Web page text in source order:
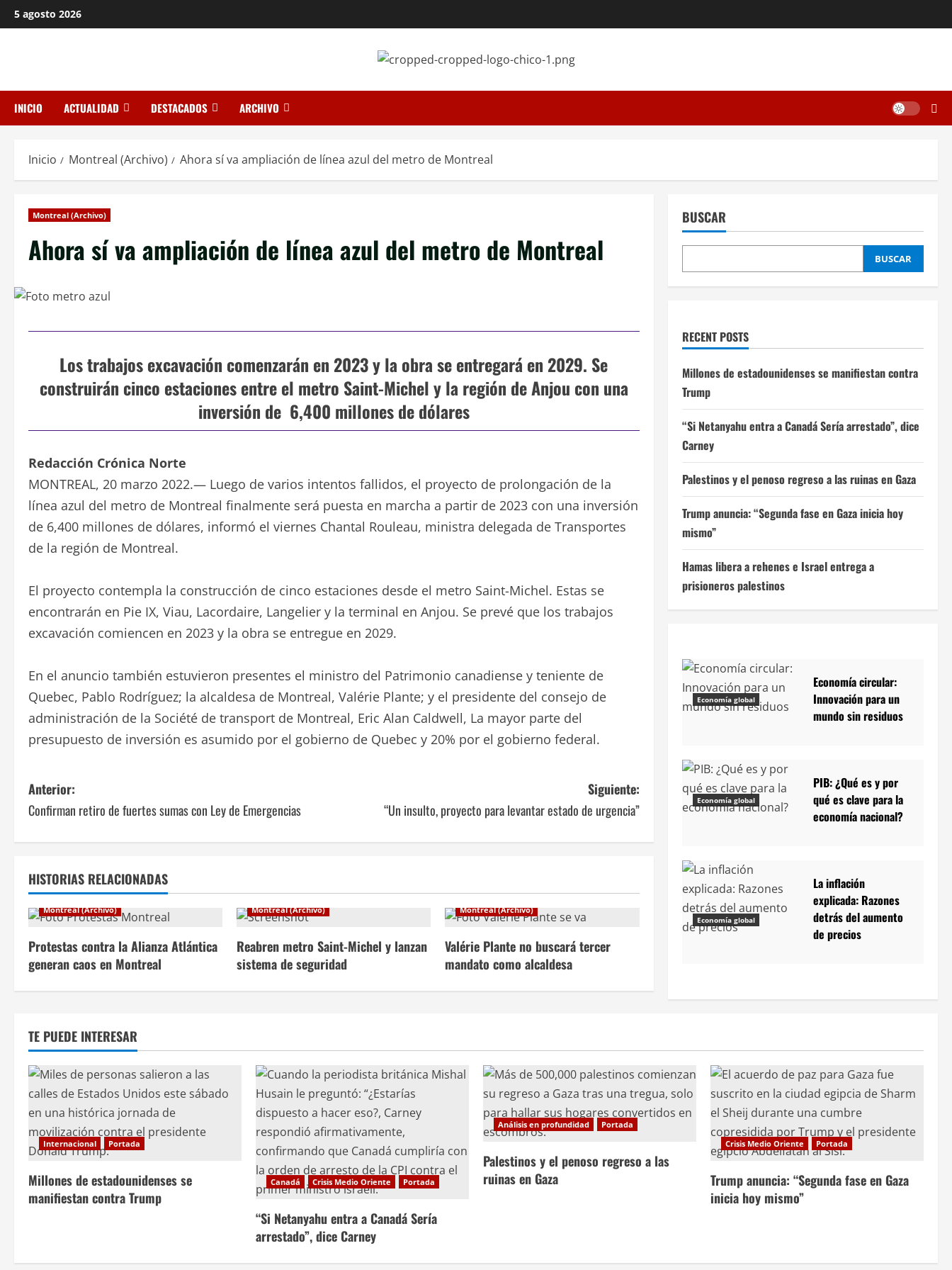
Saltar
al
5 agosto 2026
INICIO ACTUALIDAD DESTACADOS ARCHIVO
Inicio Montreal (Archivo) Ahora sí va ampliación de línea azul del metro de Montreal
Montreal (Archivo)
Ahora sí va ampliación de línea azul del metro de Montreal
Los trabajos excavación comenzarán en 2023 y la obra se entregará en 2029. Se
construirán cinco estaciones entre el metro Saint-Michel y la región de Anjou con una
inversión de 6,400 millones de dólares
Redacción Crónica Norte
MONTREAL, 20 marzo 2022.— Luego de varios intentos fallidos, el proyecto de prolongación de la
línea azul del metro de Montreal finalmente será puesta en marcha a partir de 2023 con una inversión
de 6,400 millones de dólares, informó el viernes Chantal Rouleau, ministra delegada de Transportes
de la región de Montreal.
El proyecto contempla la construcción de cinco estaciones desde el metro Saint-Michel. Estas se
encontrarán en Pie IX, Viau, Lacordaire, Langelier y la terminal en Anjou. Se prevé que los trabajos
excavación comiencen en 2023 y la obra se entregue en 2029.
En el anuncio también estuvieron presentes el ministro del Patrimonio canadiense y teniente de
Quebec, Pablo Rodríguez; la alcaldesa de Montreal, Valérie Plante; y el presidente del consejo de
administración de la Société de transport de Montreal, Eric Alan Caldwell, La mayor parte del
presupuesto de inversión es asumido por el gobierno de Quebec y 20% por el gobierno federal.
N
a
v
e
g
a
c
i
ó
n
d
e
e
n
t
Anterior:
Confirman retiro de fuertes sumas con Ley de Emergencias
Siguiente:
“Un insulto, proyecto para levantar estado de urgencia”
HISTORIAS RELACIONADAS
Montreal (Archivo)
Protestas contra la Alianza Atlántica
generan caos en Montreal
Montreal (Archivo)
Reabren metro Saint-Michel y lanzan
sistema de seguridad
Montreal (Archivo)
Valérie Plante no buscará tercer
mandato como alcaldesa
BUSCAR
BUSCAR
RECENT POSTS
Millones de estadounidenses se manifiestan contra
Trump
“Si Netanyahu entra a Canadá Sería arrestado”, dice
Carney
Palestinos y el penoso regreso a las ruinas en Gaza
Trump anuncia: “Segunda fase en Gaza inicia hoy
mismo”
Hamas libera a rehenes e Israel entrega a
prisioneros palestinos
Economía global
Economía circular:
Innovación para un
mundo sin residuos
Economía global
PIB: ¿Qué es y por
qué es clave para la
economía nacional?
Economía global
La inflación
explicada: Razones
detrás del aumento
de precios
TE PUEDE INTERESAR
Internacional Portada
Millones de estadounidenses se
manifiestan contra Trump
Canadá Crisis Medio Oriente Portada
“Si Netanyahu entra a Canadá Sería
arrestado”, dice Carney
Análisis en profundidad Portada
Palestinos y el penoso regreso a las
ruinas en Gaza
Crisis Medio Oriente Portada
Trump anuncia: “Segunda fase en Gaza
inicia hoy mismo”